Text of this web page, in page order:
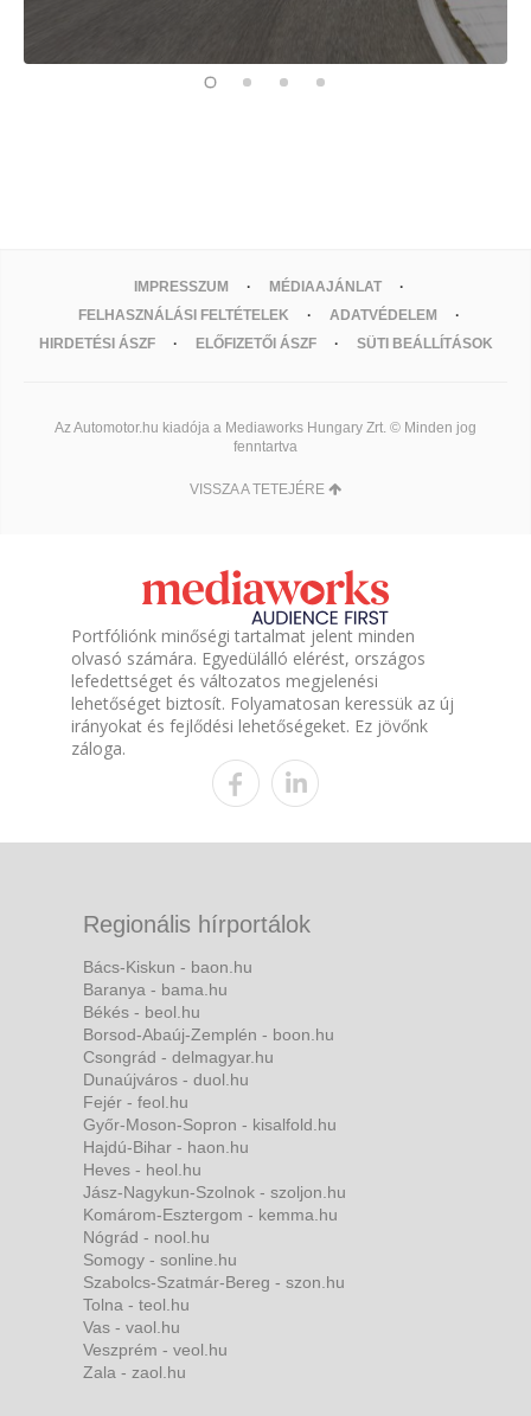
IMPRESSZUM
MÉDIAAJÁNLAT
FELHASZNÁLÁSI FELTÉTELEK
ADATVÉDELEM
HIRDETÉSI ÁSZF
ELŐFIZETŐI ÁSZF SÜTI BEÁLLÍTÁSOK
Az Automotor.hu kiadója a Mediaworks Hungary Zrt. © Minden jog
fenntartva
VISSZA A TETEJÉRE
Portfóliónk minőségi tartalmat jelent minden
olvasó számára. Egyedülálló elérést, országos
lefedettséget és változatos megjelenési
lehetőséget biztosít. Folyamatosan keressük az új
irányokat és fejlődési lehetőségeket. Ez jövőnk
záloga.
Regionális hírportálok
Bács-Kiskun - baon.hu
Baranya - bama.hu
Békés - beol.hu
Borsod-Abaúj-Zemplén - boon.hu
Csongrád - delmagyar.hu
Dunaújváros - duol.hu
Fejér - feol.hu
Győr-Moson-Sopron - kisalfold.hu
Hajdú-Bihar - haon.hu
Heves - heol.hu
Jász-Nagykun-Szolnok - szoljon.hu
Komárom-Esztergom - kemma.hu
Nógrád - nool.hu
Somogy - sonline.hu
Szabolcs-Szatmár-Bereg - szon.hu
Tolna - teol.hu
Vas - vaol.hu
Veszprém - veol.hu
Zala - zaol.hu